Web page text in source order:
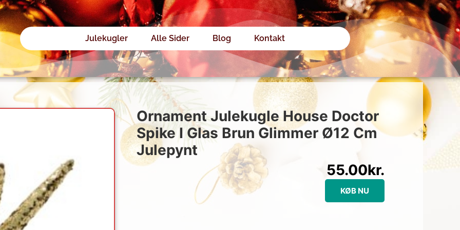
Julekugler Alle Sider Blog Kontakt
Ornament Julekugle House Doctor
Spike I Glas Brun Glimmer Ø12 Cm
Julepynt
55.00kr.
KØB NU